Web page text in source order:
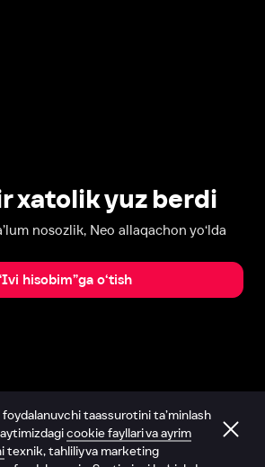
xatolik yuz berdi
nosozlik, Neo allaqachon yo‘lda
hisobim”ga o‘tish
taassurotini ta’minlash
cookie fayllari va ayrim
texnik, tahliliy va marketing